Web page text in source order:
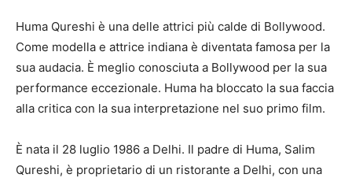
Huma Qureshi è una delle attrici più calde di Bollywood.
Come modella e attrice indiana è diventata famosa per la
sua audacia. È meglio conosciuta a Bollywood per la sua
performance eccezionale. Huma ha bloccato la sua faccia
alla critica con la sua interpretazione nel suo primo film.
È nata il 28 luglio 1986 a Delhi. Il padre di Huma, Salim
Qureshi, è proprietario di un ristorante a Delhi, con una